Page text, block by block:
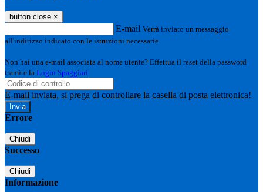
button close ×
E-mail Verrà inviato un messaggio
all'indirizzo indicato con le istruzioni necessarie.
Non hai una e-mail associata al nome utente? Effettua il reset della password
tramite la Login Spaggiari
E-mail inviata, si prega di controllare la casella di posta elettronica!
Errore
Chiudi
Successo
Chiudi
Informazione